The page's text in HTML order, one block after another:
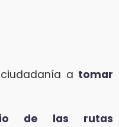
a tomar
de las rutas